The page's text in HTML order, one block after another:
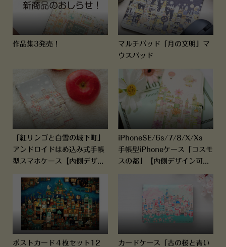
作品集3発売！
マルチパッド「月の文明」マ
ウスパッド
「紅リンゴと白雪の城下町」
アンドロイドはめ込み式手帳
型スマホケース【内側デザ...
iPhoneSE/6s/7/8/X/Xs
手帳型iPhoneケース「コスモ
スの都」【内側デザイン可...
ポストカード４枚セット12
カードケース「古の桜と青い